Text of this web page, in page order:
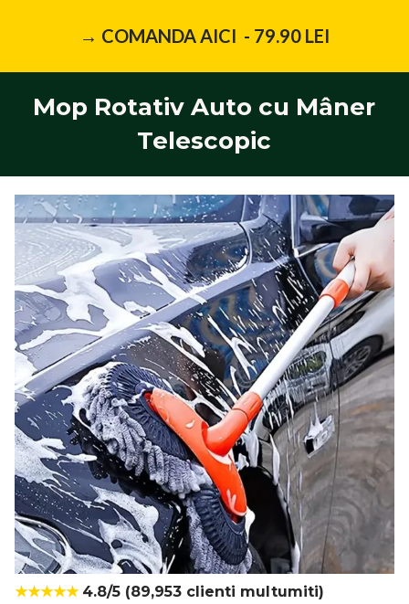
→ COMANDA AICI - 79.90 LEI
Mop Rotativ Auto cu Mâner
Telescopic
★★★★★ 4.8/5 (89,953 clienti multumiti)